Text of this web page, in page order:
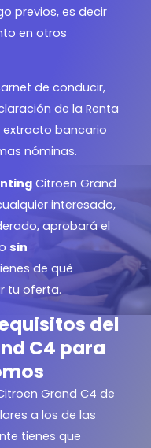
previos, es decir
en otros
de conducir,
de la Renta
bancario
nóminas.
Citroen Grand
interesado,
aprobará el
sin
de qué
tu oferta.
del
C4 para
Grand C4 de
a los de las
tienes que